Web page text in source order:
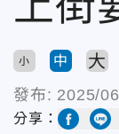
小 中 大
發布: 2025/
分享：